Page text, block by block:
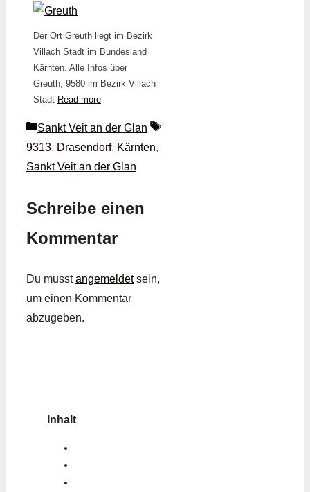
Der Ort Greuth liegt im Bezirk
Villach Stadt im Bundesland
Kärnten. Alle Infos über
Greuth, 9580 im Bezirk Villach
Stadt Read more
Kategorien
Sankt Veit an der Glan
Schlagwörter
9313, Drasendorf, Kärnten,
Sankt Veit an der Glan
Schreibe einen
Kommentar
Du musstangemeldetsein,
um einen Kommentar
abzugeben.
Inhalt